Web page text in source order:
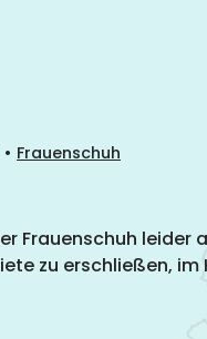
• Frauenschuh
Frauenschuh leider
zu erschließen, im